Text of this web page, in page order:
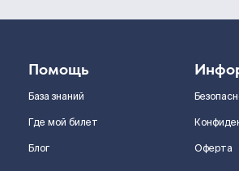
Помощь
База знаний
Где мой билет
Блог
Оферта